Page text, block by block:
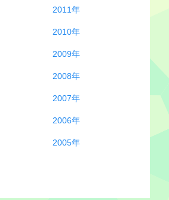
2011年
2010年
2009年
2008年
2007年
2006年
2005年